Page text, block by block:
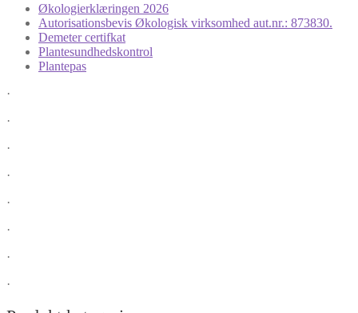
Økologierklæringen 2026
Autorisationsbevis Økologisk virksomhed aut.nr.: 873830.
Demeter certifkat
Plantesundhedskontrol
Plantepas
·
·
·
·
·
·
·
·